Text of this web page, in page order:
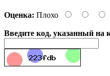
Оценка: Плохо
Введите код, указанный на